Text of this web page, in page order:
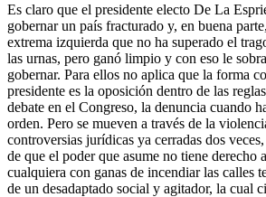
Es claro que el presidente electo De La
gobernar un país fracturado y, en buena
extrema izquierda que no ha superado el
las urnas, pero ganó limpio y con eso le
gobernar. Para ellos no aplica que la forma
presidente es la oposición dentro de las
debate en el Congreso, la denuncia cuando
orden. Pero se mueven a través de la
controversias jurídicas ya cerradas dos
de que el poder que asume no tiene derecho
cualquiera con ganas de incendiar las calles
de un desadaptado social y agitador, la cual